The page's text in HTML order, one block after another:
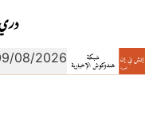
08/2026